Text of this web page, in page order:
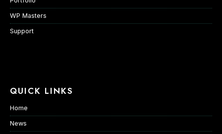
WP Masters
Support
QUICK LINKS
Home
News